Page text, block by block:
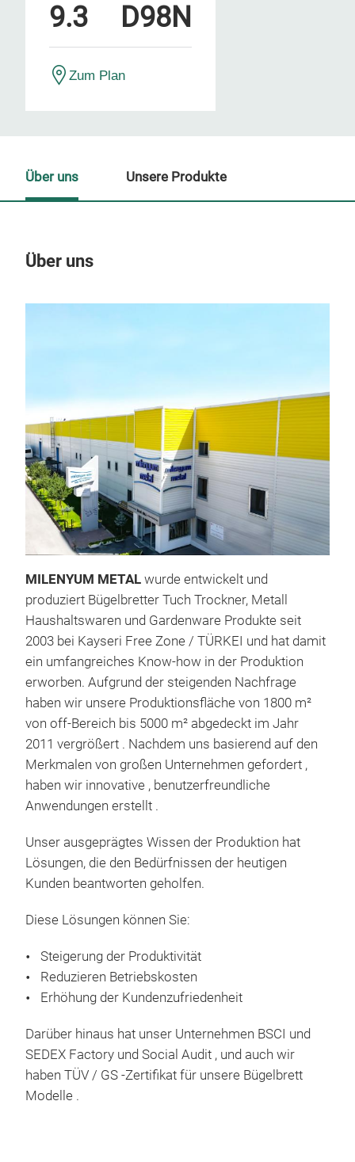
9.3 D98N
Zum Plan
Über uns
MILENYUM METAL wurde entwickelt und
produziert Bügelbretter Tuch Trockner, Metall
Haushaltswaren und Gardenware Produkte seit
2003 bei Kayseri Free Zone / TÜRKEI und hat damit
ein umfangreiches Know-how in der Produktion
erworben. Aufgrund der steigenden Nachfrage
haben wir unsere Produktionsfläche von 1800 m²
von off-Bereich bis 5000 m² abgedeckt im Jahr
2011 vergrößert . Nachdem uns basierend auf den
Merkmalen von großen Unternehmen gefordert ,
haben wir innovative , benutzerfreundliche
Anwendungen erstellt .
Unser ausgeprägtes Wissen der Produktion hat
Lösungen, die den Bedürfnissen der heutigen
Kunden beantworten geholfen.
Diese Lösungen können Sie:
Steigerung der Produktivität
Reduzieren Betriebskosten
Erhöhung der Kundenzufriedenheit
Darüber hinaus hat unser Unternehmen BSCI und
SEDEX Factory und Social Audit , und auch wir
haben TÜV / GS -Zertifikat für unsere Bügelbrett
Modelle .
Über uns Unsere Produkte